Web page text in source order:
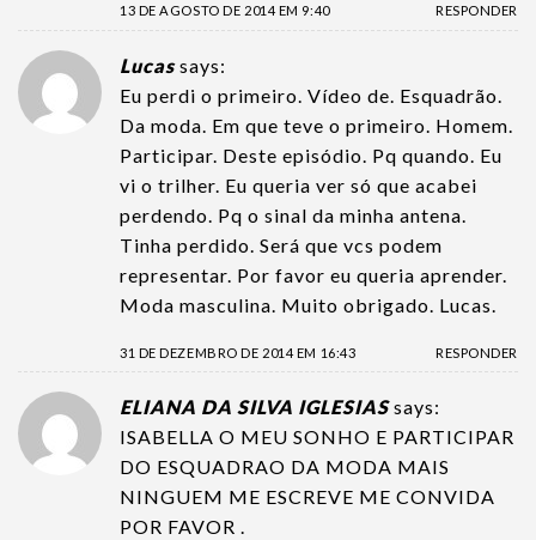
13 DE AGOSTO DE 2014 EM 9:40 RESPONDER
Lucas says:
Eu perdi o primeiro. Vídeo de. Esquadrão.
Da moda. Em que teve o primeiro. Homem.
Participar. Deste episódio. Pq quando. Eu
vi o trilher. Eu queria ver só que acabei
perdendo. Pq o sinal da minha antena.
Tinha perdido. Será que vcs podem
representar. Por favor eu queria aprender.
Moda masculina. Muito obrigado. Lucas.
31 DE DEZEMBRO DE 2014 EM 16:43 RESPONDER
ELIANA DA SILVA IGLESIAS says:
ISABELLA O MEU SONHO E PARTICIPAR
DO ESQUADRAO DA MODA MAIS
NINGUEM ME ESCREVE ME CONVIDA
POR FAVOR .